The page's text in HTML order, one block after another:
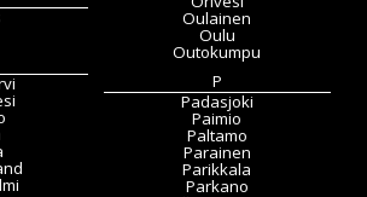
Oulainen
Oulu
Outokumpu
P
Padasjoki
Paimio
Paltamo
Parainen
Parikkala
Parkano